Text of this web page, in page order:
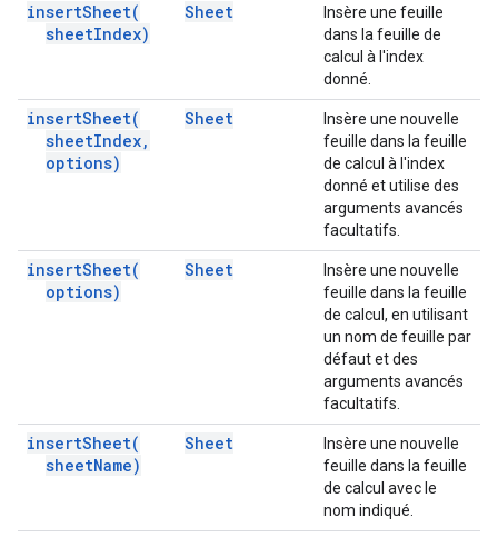
insertSheet(
sheetIndex)
Sheet
Insère une feuille
dans la feuille de
calcul à l'index
donné.
insertSheet(
sheetIndex,
options)
Sheet
Insère une nouvelle
feuille dans la feuille
de calcul à l'index
donné et utilise des
arguments avancés
facultatifs.
insertSheet(
options)
Sheet
Insère une nouvelle
feuille dans la feuille
de calcul, en utilisant
un nom de feuille par
défaut et des
arguments avancés
facultatifs.
insertSheet(
sheetName)
Sheet
Insère une nouvelle
feuille dans la feuille
de calcul avec le
nom indiqué.